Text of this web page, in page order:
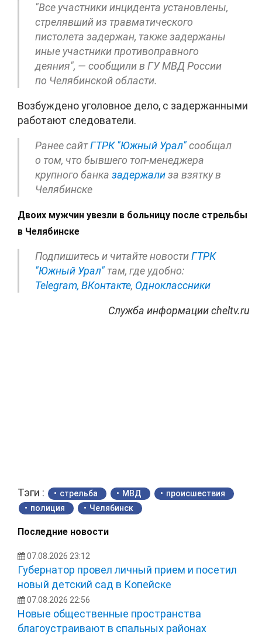
"Все участники инцидента установлены,
стрелявший из травматического
пистолета задержан, также задержаны
иные участники противоправного
деяния", — сообщили в ГУ МВД России
по Челябинской области.
Возбуждено уголовное дело, с задержанными
работают следователи.
Ранее сайтГТРК "Южный Урал"сообщал
о том, что бывшего топ-менеджера
крупного банка задержализа взятку в
Челябинске
Двоих мужчин увезли в больницу после стрельбы
в Челябинске
Подпишитесь и читайте новостиГТРК
"Южный Урал" там, где удобно:
Telegram, ВКонтакте, Одноклассники
Служба информации cheltv.ru
Тэги : стрельба МВД
происшествия
полиция
Челябинск
Последние новости
07.08.2026 23:12
Губернатор провел личный прием и посетил
новый детский сад в Копейске
07.08.2026 22:56
Новые общественные пространства
благоустраивают в спальных районах